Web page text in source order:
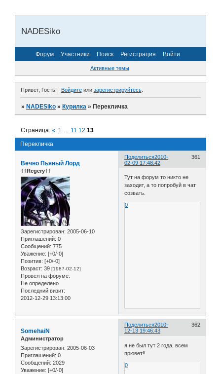
NADESiko
Форум Участники Поиск Регистрация Войти
Активные темы
Привет, Гость! Войдитеили зарегистрируйтесь.
»NADESiko »Курилка »Перекличка
Перекличка
Страница:« 1 … 11 12 13
Поделиться 361
2010-
02-09 17:48:42
Вечно Пьяный Лорд
††Regery††
Зарегистрирован: 2005-06-10
Приглашений: 0
Сообщений: 775
Уважение: [+0/-0]
Позитив: [+0/-0]
Возраст: 39 [1987-02-12]
Провел на форуме:
Не определено
Последний визит:
2012-12-29 13:13:00
Тут на форум то никто не
заходит, а то попробуй в чат
созвать.
0
Поделиться 362
2010-
12-13 19:46:43
SomehaiN
Администратор
Зарегистрирован: 2005-06-03
Приглашений: 0
Сообщений: 2029
Уважение: [+0/-0]
я не был тут 2 года, всем
прювет!!
0